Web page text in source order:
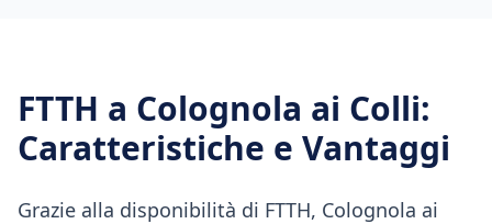
FTTH a Colognola ai Colli:
Caratteristiche e Vantaggi
Grazie alla disponibilità di FTTH, Colognola ai